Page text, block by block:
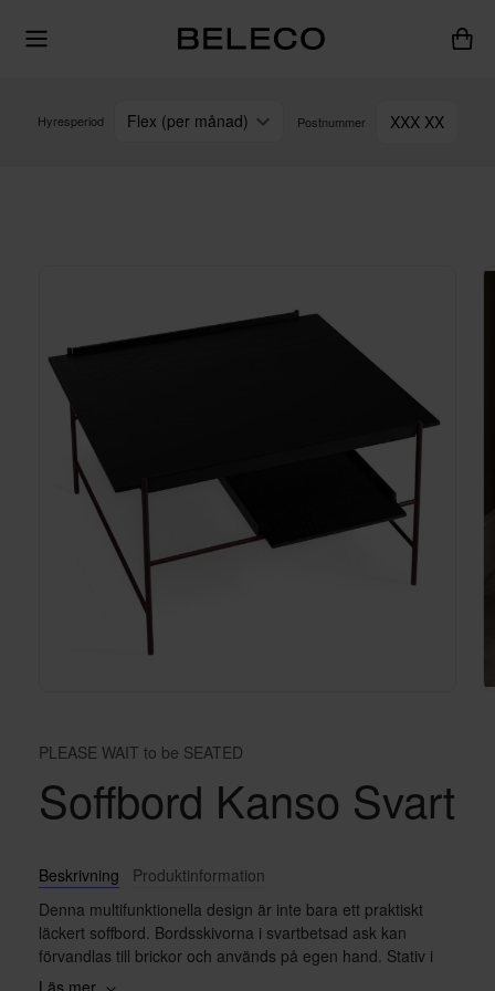
Hyresperiod Flex (per månad) Postnummer XXX XX
PLEASE WAIT to be SEATED
Soffbord Kanso Svart
Beskrivning
Produktinformation
Denna multifunktionella design är inte bara ett praktiskt
läckert soffbord. Bordsskivorna i svartbetsad ask kan
förvandlas till brickor och används på egen hand. Stativ i
plommonfärgad metall.
Läs mer